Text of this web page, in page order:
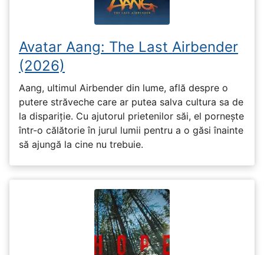
Avatar Aang: The Last Airbender
(2026)
Aang, ultimul Airbender din lume, află despre o
putere străveche care ar putea salva cultura sa de
la dispariție. Cu ajutorul prietenilor săi, el pornește
într-o călătorie în jurul lumii pentru a o găsi înainte
să ajungă la cine nu trebuie.